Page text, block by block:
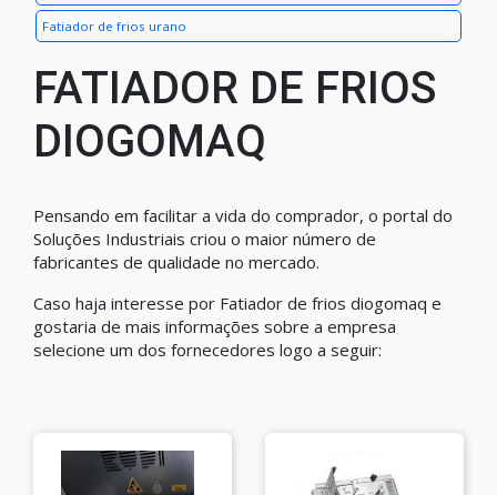
Fatiador de frios urano
FATIADOR DE FRIOS
DIOGOMAQ
Pensando em facilitar a vida do comprador, o portal do
Soluções Industriais criou o maior número de
fabricantes de qualidade no mercado.
Caso haja interesse por Fatiador de frios diogomaq e
gostaria de mais informações sobre a empresa
selecione um dos fornecedores logo a seguir: